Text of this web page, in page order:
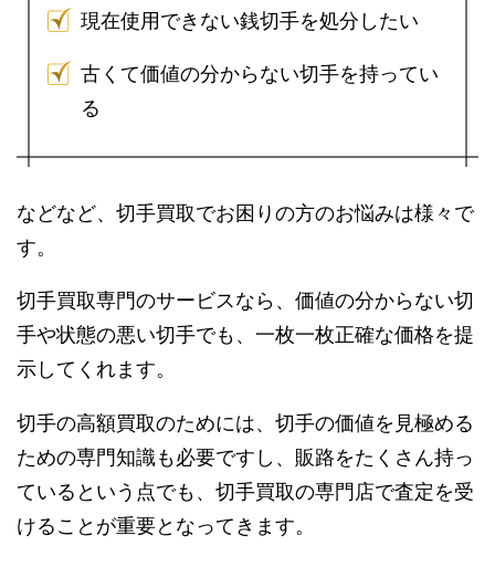
現在使用できない銭切手を処分したい
古くて価値の分からない切手を持ってい
る
などなど、切手買取でお困りの方のお悩みは様々で
す。
切手買取専門のサービスなら、価値の分からない切
手や状態の悪い切手でも、一枚一枚正確な価格を提
示してくれます。
切手の高額買取のためには、切手の価値を見極める
ための専門知識も必要ですし、販路をたくさん持っ
ているという点でも、切手買取の専門店で査定を受
けることが重要となってきます。